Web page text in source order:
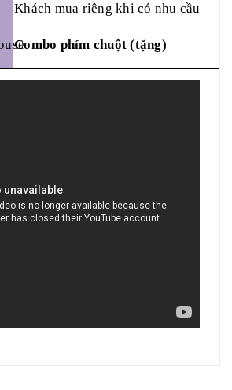
Khách mua riêng khi có nhu cầu
Combo phím chuột (tặng)